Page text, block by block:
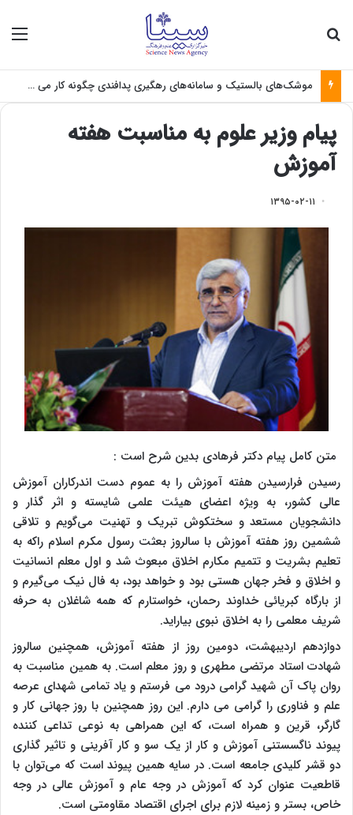
موشک‌های بالستیک و سامانه‌های رهگیری پدافندی چگونه کار می کنند؟
پیام وزیر علوم به مناسبت هفته
آموزش
۱۳۹۵-۰۲-۱۱
متن کامل پیام دکتر فرهادی بدین شرح است :
رسیدن فرارسیدن هفته آموزش را به عموم دست اندرکاران آموزش
عالی کشور، به ویژه اعضای هیئت علمی شایسته و اثر گذار و
دانشجویان مستعد و سختکوش تبریک و تهنیت می‌گویم و تلاقی
ششمین روز هفته آموزش با سالروز بعثت رسول مکرم اسلام راکه به
تعلیم بشریت و تتمیم مکارم اخلاق مبعوث شد و اول معلم انسانیت
و اخلاق و فخر جهان هستی بود و خواهد بود، به فال نیک می‌گیرم و
از بارگاه کبریائی خداوند رحمان، خواستارم که همه شاغلان به حرفه
شریف معلمی را به اخلاق نبوی بیاراید.
دوازدهم اردیبهشت، دومین روز از هفته آموزش، همچنین سالروز
شهادت استاد مرتضی مطهری و روز معلم است. به همین مناسبت به
روان پاک آن شهید گرامی درود می فرستم و یاد تمامی شهدای عرصه
علم و فناوری را گرامی می دارم. این روز همچنین با روز جهانی کار و
گارگر، قرین و همراه است، که این همراهی به نوعی تداعی کننده
پیوند ناگسستنی آموزش و کار از یک سو و کار آفرینی و تاثیر گذاری
دو قشر کلیدی جامعه است. در سایه همین پیوند است که می‌توان با
قاطعیت عنوان کرد که آموزش در وجه عام و آموزش عالی در وجه
خاص، بستر و زمینه لازم برای اجرای اقتصاد مقاومتی است.